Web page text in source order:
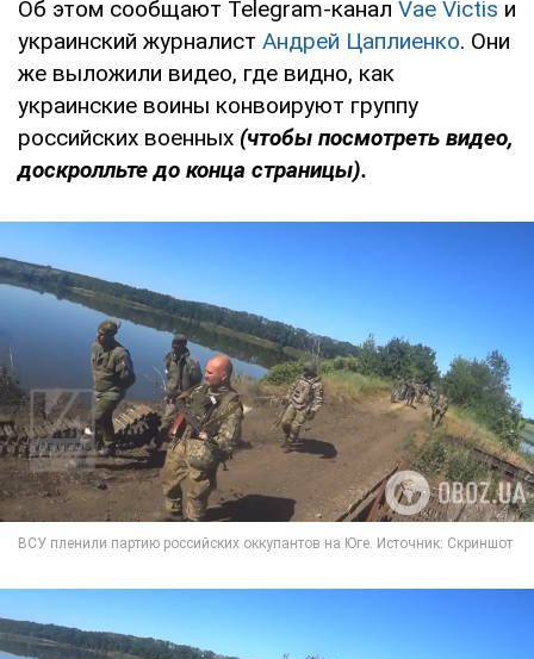
Об этом сообщают Telegram-канал Vae Victis и
украинский журналист Андрей Цаплиенко. Они
же выложили видео, где видно, как
украинские воины конвоируют группу
российских военных (чтобы посмотреть видео,
доскролльте до конца страницы).